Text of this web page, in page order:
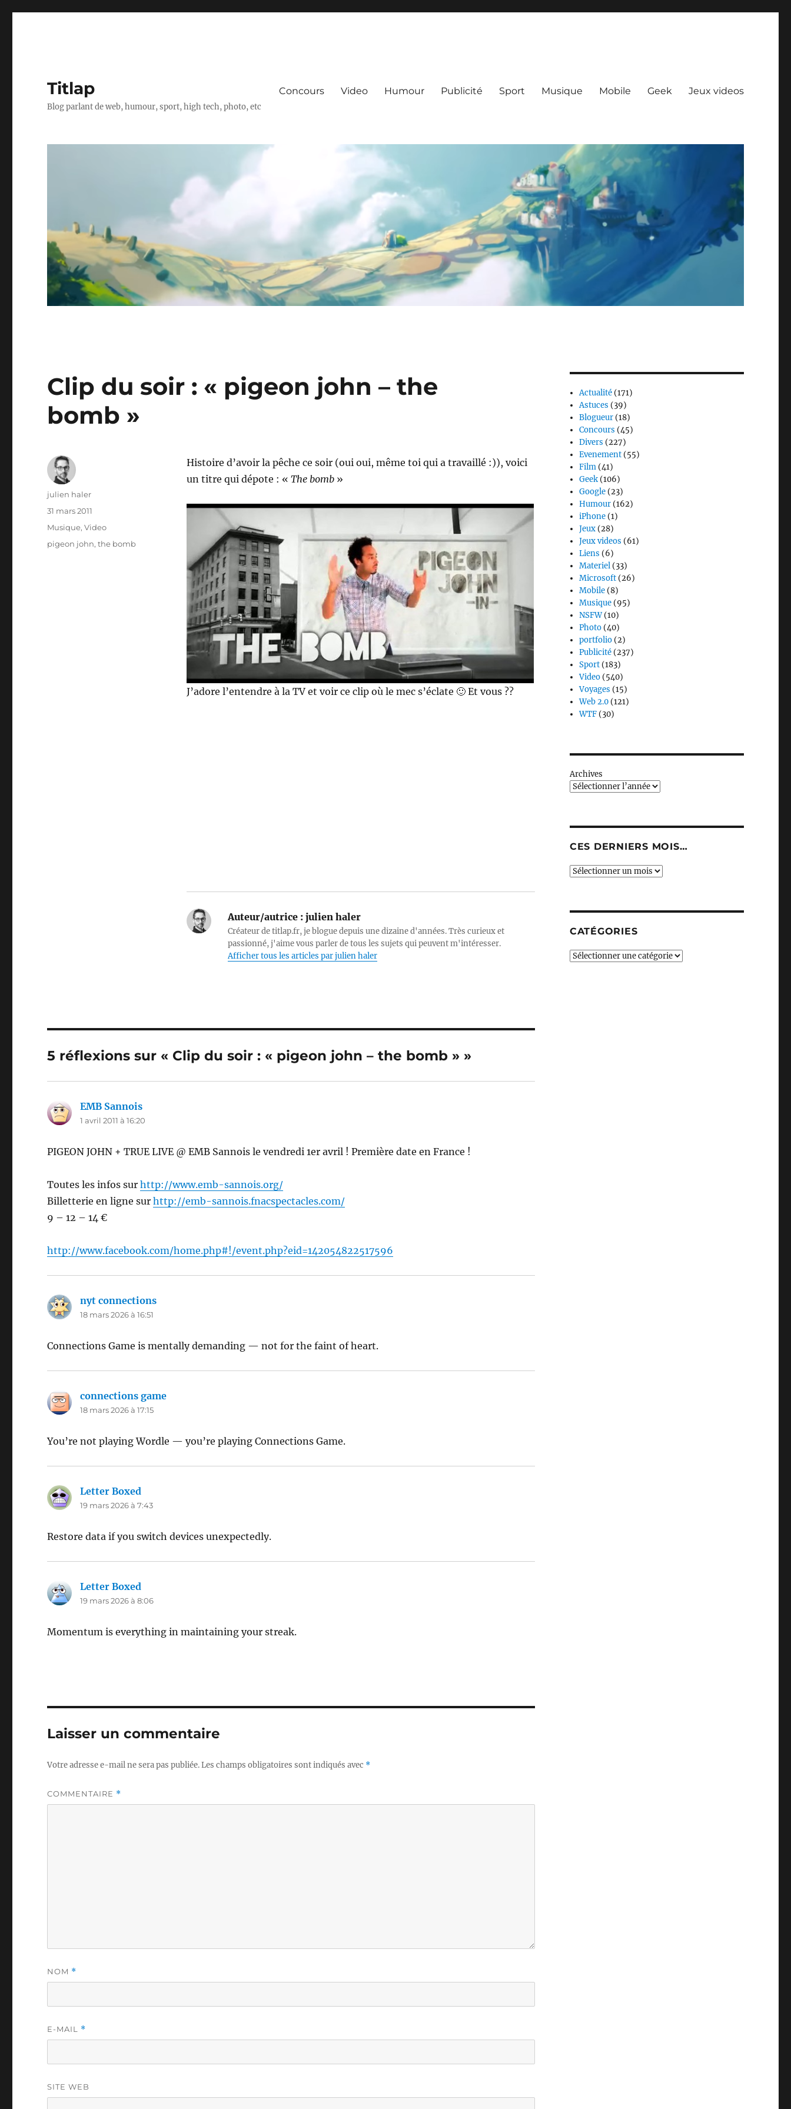
Titlap
Blog parlant de web, humour, sport, high tech, photo, etc
Concours Video Humour Publicité Sport Musique Mobile Geek Jeux videos
Clip du soir : « pigeon john – the
bomb »
Histoire d’avoir la pêche ce soir (oui oui, même toi qui a travaillé :)), voici
un titre qui dépote : « The bomb»
J’adore l’entendre à la TV et voir ce clip où le mec s’éclate 🙂 Et vous ??
Auteur/autrice :julien haler
Créateur de titlap.fr, je blogue depuis une dizaine d'années. Très curieux et
passionné, j'aime vous parler de tous les sujets qui peuvent m'intéresser.
Afficher tous les articles par julien haler
Auteur
julien haler
Publié
31 mars 2011
Catégories
Musique,Video
Étiquettes
pigeon john,the bomb
5 réflexions sur « Clip du soir : « pigeon john – the bomb » »
EMB Sannois
1 avril 2011 à 16:20
PIGEON JOHN + TRUE LIVE @ EMB Sannois le vendredi 1er avril ! Première date en France !
Toutes les infos surhttp://www.emb-sannois.org/
Billetterie en ligne surhttp://emb-sannois.fnacspectacles.com/
9 – 12 – 14 €
http://www.facebook.com/home.php#!/event.php?eid=142054822517596
nyt connections
18 mars 2026 à 16:51
Connections Game is mentally demanding — not for the faint of heart.
connections game
18 mars 2026 à 17:15
You’re not playing Wordle — you’re playing Connections Game.
Letter Boxed
19 mars 2026 à 7:43
Restore data if you switch devices unexpectedly.
Letter Boxed
19 mars 2026 à 8:06
Momentum is everything in maintaining your streak.
Laisser un commentaire
Votre adresse e-mail ne sera pas publiée.Les champs obligatoires sont indiqués avec *
COMMENTAIRE *
NOM *
E-MAIL *
SITE WEB
Actualité (171)
Astuces (39)
Blogueur (18)
Concours (45)
Divers (227)
Evenement (55)
Film (41)
Geek (106)
Google (23)
Humour (162)
iPhone (1)
Jeux (28)
Jeux videos (61)
Liens (6)
Materiel (33)
Microsoft (26)
Mobile (8)
Musique (95)
NSFW(10)
Photo (40)
portfolio (2)
Publicité (237)
Sport (183)
Video (540)
Voyages (15)
Web 2.0 (121)
WTF (30)
Archives
CES DERNIERS MOIS…
Ces
CATÉGORIES
Catégories